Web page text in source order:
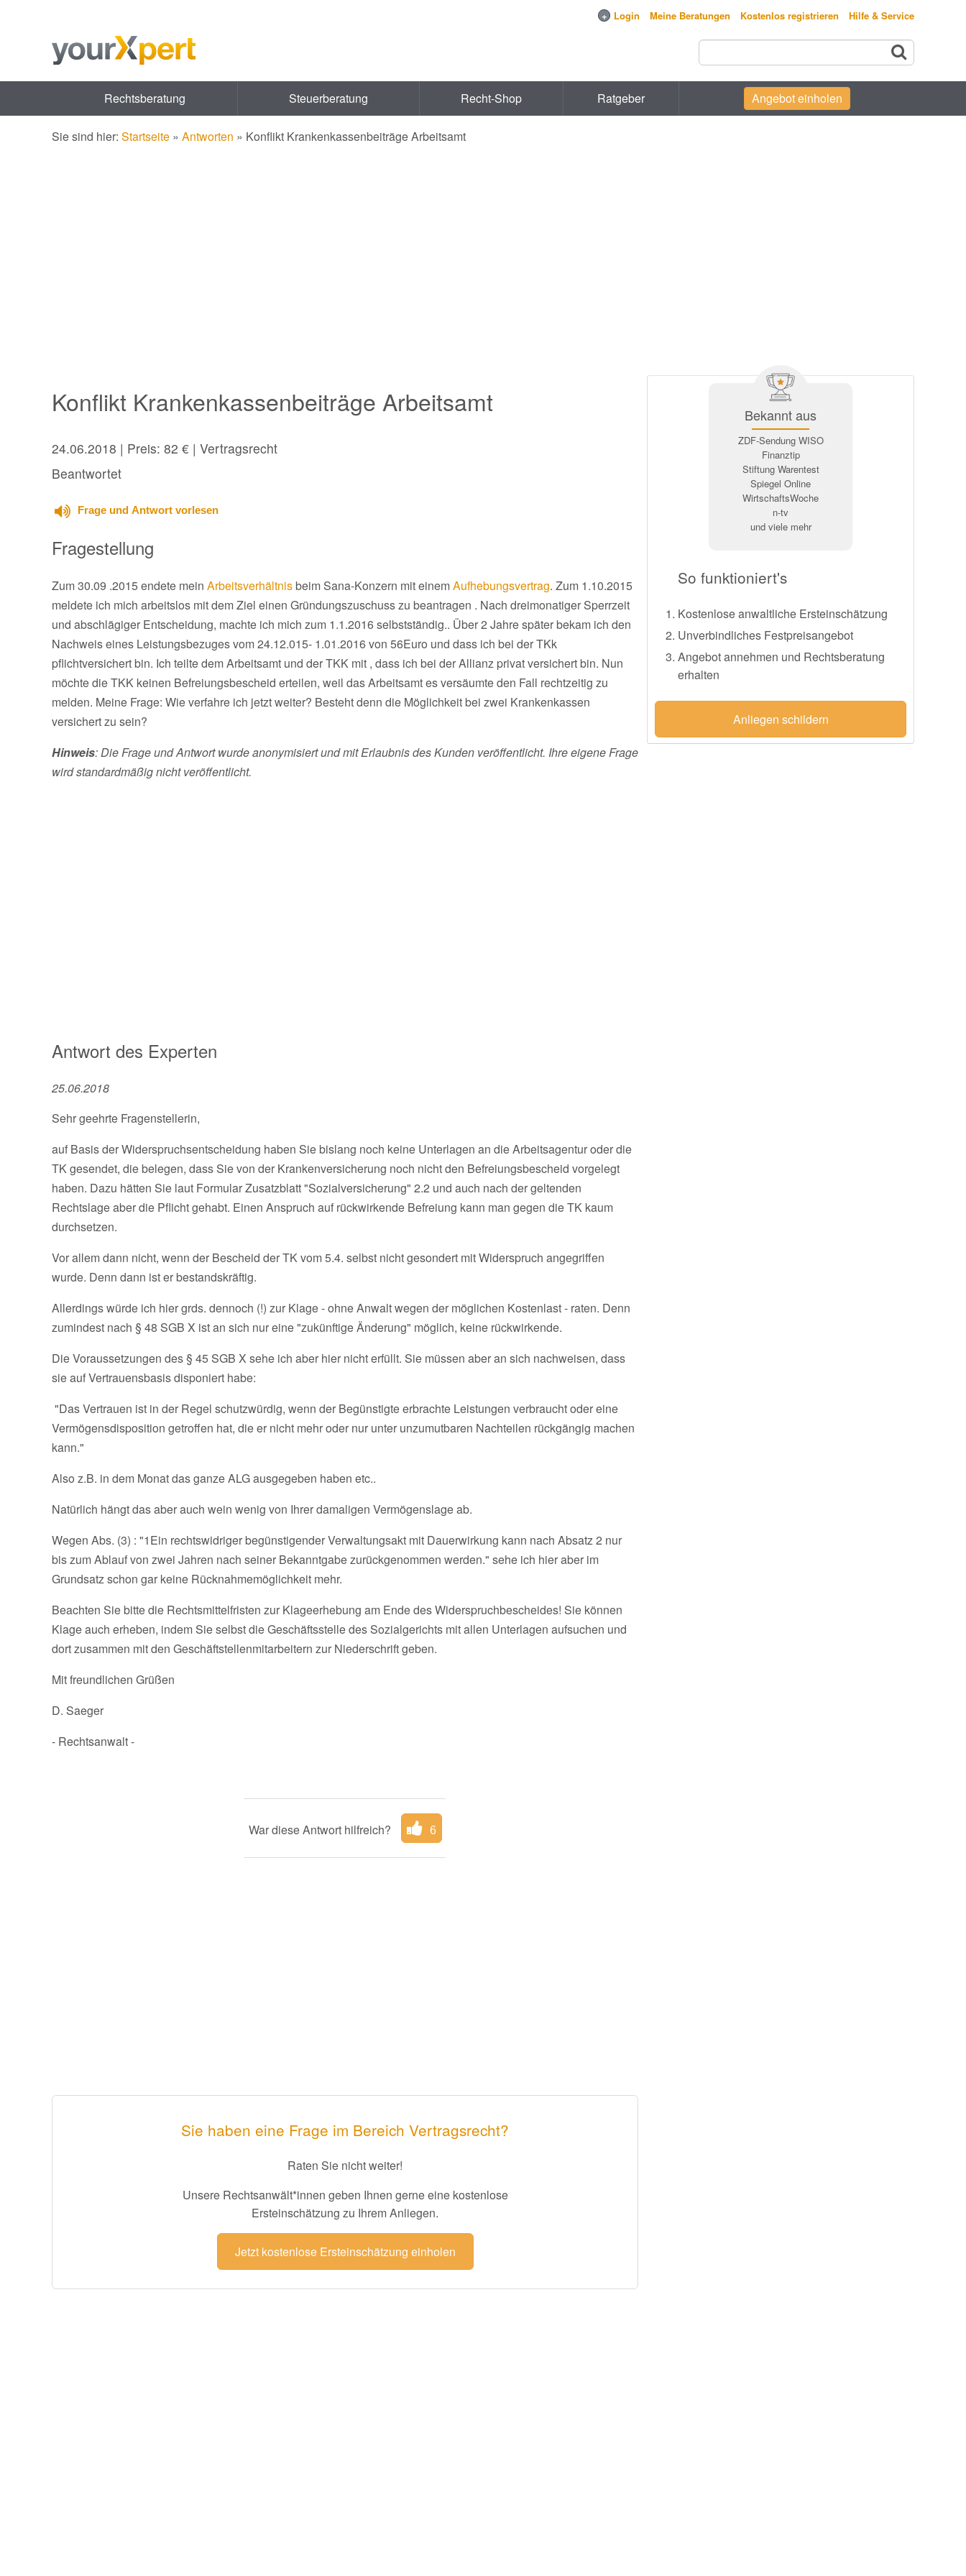
+ Login Meine Beratungen Kostenlos registrieren Hilfe & Service
Rechtsberatung Steuerberatung Recht-Shop Ratgeber Angebot einholen
Sie sind hier: Startseite » Antworten » Konflikt Krankenkassenbeiträge Arbeitsamt
Konflikt Krankenkassenbeiträge Arbeitsamt
24.06.2018 | Preis: 82 € | Vertragsrecht
Beantwortet
Frage und Antwort vorlesen
Fragestellung
Zum 30.09 .2015 endete mein Arbeitsverhältnisbeim Sana-Konzern mit einemAufhebungsvertrag. Zum 1.10.2015
meldete ich mich arbeitslos mit dem Ziel einen Gründungszuschuss zu beantragen . Nach dreimonatiger Sperrzeit
und abschlägiger Entscheidung, machte ich mich zum 1.1.2016 selbstständig.. Über 2 Jahre später bekam ich den
Nachweis eines Leistungsbezuges vom 24.12.015- 1.01.2016 von 56Euro und dass ich bei der TKk
pflichtversichert bin. Ich teilte dem Arbeitsamt und der TKK mit , dass ich bei der Allianz privat versichert bin. Nun
möchte die TKK keinen Befreiungsbescheid erteilen, weil das Arbeitsamt es versäumte den Fall rechtzeitig zu
melden. Meine Frage: Wie verfahre ich jetzt weiter? Besteht denn die Möglichkeit bei zwei Krankenkassen
versichert zu sein?
Hinweis: Die Frage und Antwort wurde anonymisiert und mit Erlaubnis des Kunden veröffentlicht. Ihre eigene Frage
wird standardmäßig nicht veröffentlicht.
Antwort des Experten
25.06.2018
Sehr geehrte Fragenstellerin,
auf Basis der Widerspruchsentscheidung haben Sie bislang noch keine Unterlagen an die Arbeitsagentur oder die
TK gesendet, die belegen, dass Sie von der Krankenversicherung noch nicht den Befreiungsbescheid vorgelegt
haben. Dazu hätten Sie laut Formular Zusatzblatt "Sozialversicherung" 2.2 und auch nach der geltenden
Rechtslage aber die Pflicht gehabt. Einen Anspruch auf rückwirkende Befreiung kann man gegen die TK kaum
durchsetzen.
Vor allem dann nicht, wenn der Bescheid der TK vom 5.4. selbst nicht gesondert mit Widerspruch angegriffen
wurde. Denn dann ist er bestandskräftig.
Allerdings würde ich hier grds. dennoch (!) zur Klage - ohne Anwalt wegen der möglichen Kostenlast - raten. Denn
zumindest nach § 48 SGB X ist an sich nur eine "zukünftige Änderung" möglich, keine rückwirkende.
Die Voraussetzungen des § 45 SGB X sehe ich aber hier nicht erfüllt. Sie müssen aber an sich nachweisen, dass
sie auf Vertrauensbasis disponiert habe:
"Das Vertrauen ist in der Regel schutzwürdig, wenn der Begünstigte erbrachte Leistungen verbraucht oder eine
Vermögensdisposition getroffen hat, die er nicht mehr oder nur unter unzumutbaren Nachteilen rückgängig machen
kann."
Also z.B. in dem Monat das ganze ALG ausgegeben haben etc..
Natürlich hängt das aber auch wein wenig von Ihrer damaligen Vermögenslage ab.
Wegen Abs. (3) : "1Ein rechtswidriger begünstigender Verwaltungsakt mit Dauerwirkung kann nach Absatz 2 nur
bis zum Ablauf von zwei Jahren nach seiner Bekanntgabe zurückgenommen werden." sehe ich hier aber im
Grundsatz schon gar keine Rücknahmemöglichkeit mehr.
Beachten Sie bitte die Rechtsmittelfristen zur Klageerhebung am Ende des Widerspruchbescheides! Sie können
Klage auch erheben, indem Sie selbst die Geschäftsstelle des Sozialgerichts mit allen Unterlagen aufsuchen und
dort zusammen mit den Geschäftstellenmitarbeitern zur Niederschrift geben.
Mit freundlichen Grüßen
D. Saeger
- Rechtsanwalt -
War diese Antwort hilfreich? 6
Sie haben eine Frage im Bereich Vertragsrecht?
Raten Sie nicht weiter!
Unsere Rechtsanwält*innen geben Ihnen gerne eine kostenlose
Ersteinschätzung zu Ihrem Anliegen.
Jetzt kostenlose Ersteinschätzung einholen
Bekannt aus
ZDF-Sendung WISO
Finanztip
Stiftung Warentest
Spiegel Online
WirtschaftsWoche
n-tv
und viele mehr
So funktioniert's
Kostenlose anwaltliche Ersteinschätzung
Unverbindliches Festpreisangebot
Angebot annehmen und Rechtsberatung
erhalten
Anliegen schildern